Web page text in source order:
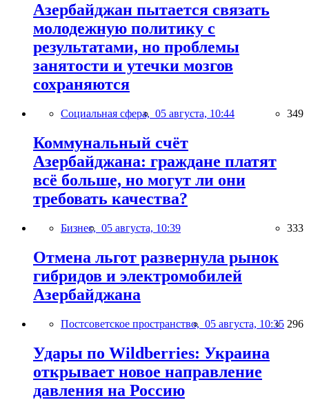
Азербайджан пытается связать
молодежную политику с
результатами, но проблемы
занятости и утечки мозгов
сохраняются
Социальная сфера, 05 августа, 10:44 349
Коммунальный счёт
Азербайджана: граждане платят
всё больше, но могут ли они
требовать качества?
Бизнес, 05 августа, 10:39 333
Отмена льгот развернула рынок
гибридов и электромобилей
Азербайджана
Постсоветское пространство, 05 августа, 10:35 296
Удары по Wildberries: Украина
открывает новое направление
давления на Россию